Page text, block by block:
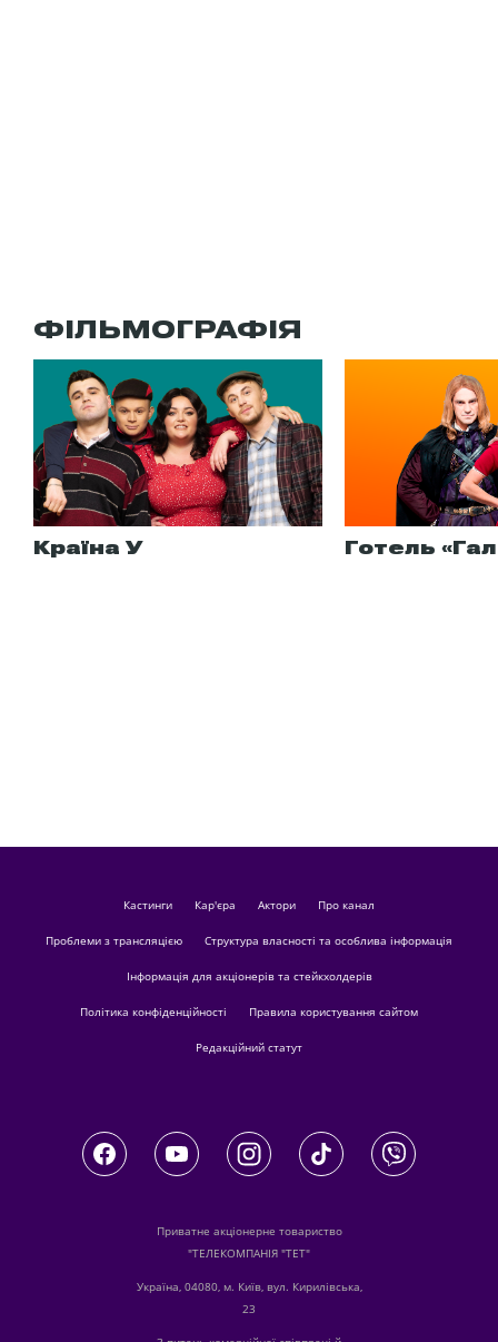
ФІЛЬМОГРАФІЯ
Країна У Готель
кастинги Кар'єра актори Про канал
Проблеми з трансляцією Структура власності та особлива інформація
Інформація для акціонерів та стейкхолдерів
Політика конфіденційності Правила користування сайтом
Редакційний статут
Приватне акціонерне товариство
"ТЕЛЕКОМПАНІЯ "ТЕТ"
Україна, 04080, м. Київ, вул. Кирилівська,
23